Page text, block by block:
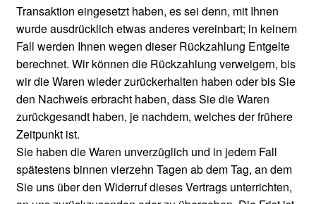
Transaktion eingesetzt haben, es sei denn, mit Ihnen
wurde ausdrücklich etwas anderes vereinbart; in keinem
Fall werden Ihnen wegen dieser Rückzahlung Entgelte
berechnet. Wir können die Rückzahlung verweigern, bis
wir die Waren wieder zurückerhalten haben oder bis Sie
den Nachweis erbracht haben, dass Sie die Waren
zurückgesandt haben, je nachdem, welches der frühere
Zeitpunkt ist.
Sie haben die Waren unverzüglich und in jedem Fall
spätestens binnen vierzehn Tagen ab dem Tag, an dem
Sie uns über den Widerruf dieses Vertrags unterrichten,